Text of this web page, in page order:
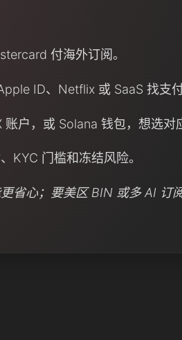
付海外订阅。
ID、Netflix 或 SaaS 找支付
户，或 Solana 钱包，想选对
KYC 门槛和冻结风险。
省心；要美区 BIN 或多 AI 订